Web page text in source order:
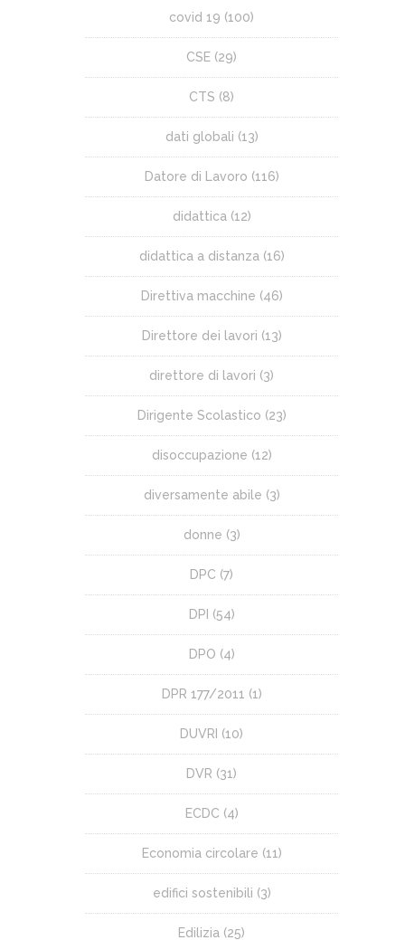
covid 19 (100)
CSE (29)
CTS (8)
dati globali (13)
Datore di Lavoro (116)
didattica (12)
didattica a distanza (16)
Direttiva macchine (46)
Direttore dei lavori (13)
direttore di lavori (3)
Dirigente Scolastico (23)
disoccupazione (12)
diversamente abile (3)
donne (3)
DPC (7)
DPI (54)
DPO (4)
DPR 177/2011 (1)
DUVRI (10)
DVR (31)
ECDC (4)
Economia circolare (11)
edifici sostenibili (3)
Edilizia (25)